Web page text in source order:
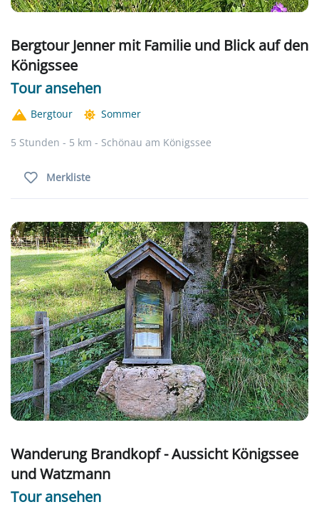
Bergtour Jenner mit Familie und Blick auf den
Königssee
Tour ansehen
Bergtour Sommer
5 Stunden - 5 km - Schönau am Königssee
Merkliste
Wanderung Brandkopf - Aussicht Königssee
und Watzmann
Tour ansehen